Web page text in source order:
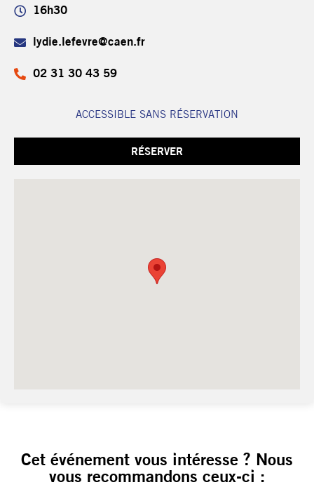
16h30
lydie.lefevre@caen.fr
02 31 30 43 59
ACCESSIBLE SANS RÉSERVATION
RÉSERVER
Cet événement vous intéresse ? Nous
vous recommandons ceux-ci :